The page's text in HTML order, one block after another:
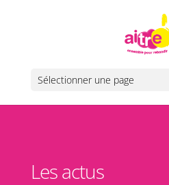
Sélectionner une page
Les actus